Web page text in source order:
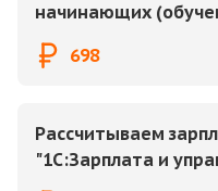
начинающих
698
Рассчитываем
"1С:Зарплата и